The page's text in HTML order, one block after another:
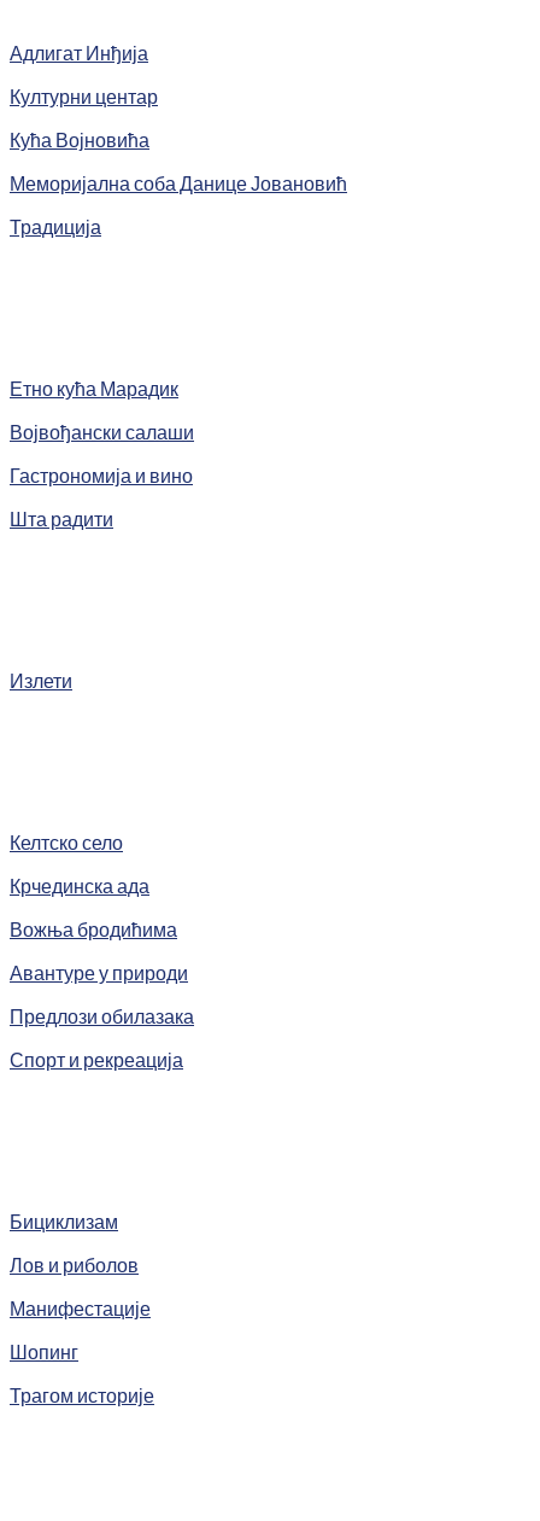
Адлигат Инђија
Културни центар
Кућа Војновића
Меморијална соба Данице Јовановић
Традиција
Етно кућа Марадик
Војвођански салаши
Гастрономија и вино
Шта радити
Излети
Келтско село
Крчединска ада
Вожња бродићима
Авантуре у природи
Предлози обилазака
Спорт и рекреација
Бициклизам
Лов и риболов
Манифестације
Шопинг
Трагом историје